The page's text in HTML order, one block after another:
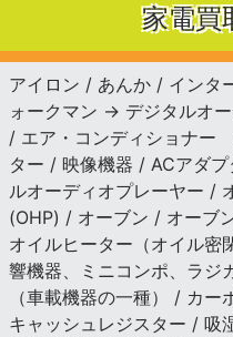
家電買
アイロン / あんか / インタ
ォークマン → デジタルオ
/ エア・コンディショナー
ター / 映像機器 / ACアダ
ルオーディオプレーヤー /
(OHP) / オーブン / オーブ
オイルヒーター（オイル
響機器、ミニコンポ、ラジ
（車載機器の一種） / カ
キャッシュレジスター /